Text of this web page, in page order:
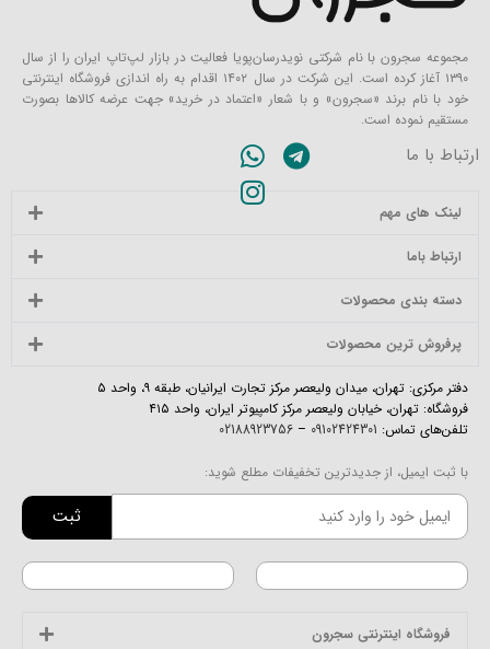
مجموعه سجرون با نام شرکتی نویدرسان‌پویا فعالیت در بازار لپ‌تاپ ایران را از سال
۱۳۹۰ آغاز کرده است. این شرکت در سال ۱۴۰۲ اقدام به راه اندازی فروشگاه اینترنتی
خود با نام برند «سجرون» و با شعار «اعتماد در خرید» جهت عرضه کالاها بصورت
مستقیم نموده است.
ارتباط با ما
لینک های مهم
ارتباط باما
دسته بندی محصولات
پرفروش ترین محصولات
دفتر مرکزی: تهران، میدان ولیعصر مرکز تجارت ایرانیان، طبقه ۹، واحد ۵
فروشگاه: تهران، خیابان ولیعصر مرکز کامپیوتر ایران، واحد ۴۱۵
تلفن‌های تماس: 09102424301
–
02188923756
با ثبت ایمیل، از جدیدترین تخفیفات مطلع شوید:
ثبت
فروشگاه اینترنتی سجرون